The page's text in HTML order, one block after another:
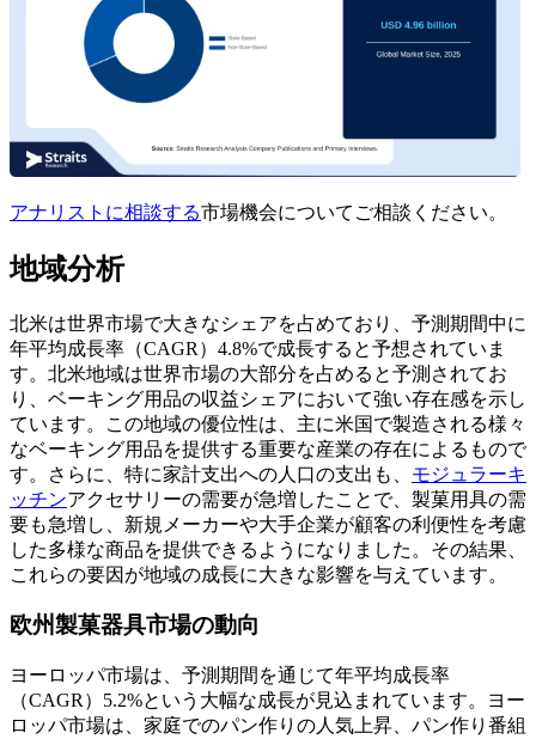
アナリストに相談する市場機会についてご相談ください。
地域分析
北米は世界市場で大きなシェアを占めており、予測期間中に
年平均成長率（CAGR）4.8%で成長すると予想されていま
す。北米地域は世界市場の大部分を占めると予測されてお
り、ベーキング用品の収益シェアにおいて強い存在感を示し
ています。この地域の優位性は、主に米国で製造される様々
なベーキング用品を提供する重要な産業の存在によるもので
す。さらに、特に家計支出への人口の支出も、 モジュラーキ
ッチンアクセサリーの需要が急増したことで、製菓用具の需
要も急増し、新規メーカーや大手企業が顧客の利便性を考慮
した多様な商品を提供できるようになりました。その結果、
これらの要因が地域の成長に大きな影響を与えています。
欧州製菓器具市場の動向
ヨーロッパ市場は、予測期間を通じて年平均成長率
（CAGR）5.2%という大幅な成長が見込まれています。ヨー
ロッパ市場は、家庭でのパン作りの人気上昇、パン作り番組